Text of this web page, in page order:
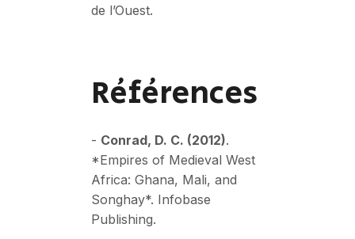
de l’Ouest.
Références
- Conrad, D. C. (2012).
*Empires of Medieval West
Africa: Ghana, Mali, and
Songhay*. Infobase
Publishing.